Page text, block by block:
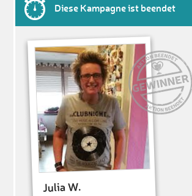
Diese Kampagne ist beendet
Julia W.